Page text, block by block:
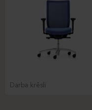
Darba krēsli